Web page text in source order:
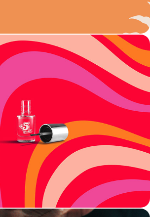
VISUAL: +5MINUTINHOS